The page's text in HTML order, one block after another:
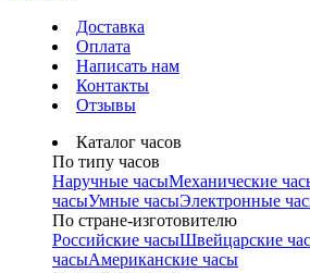
Доставка
Оплата
Написать нам
Контакты
Отзывы
Каталог часов
По типу часов
Наручные часыМеханические
часыУмные часыЭлектронные
По стране-изготовителю
Российские часыШвейцарские
часыАмериканские часы